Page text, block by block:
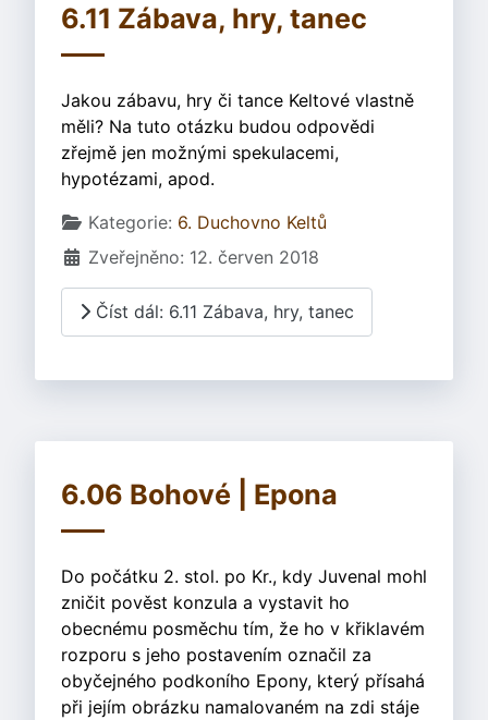
6.11 Zábava, hry, tanec
Jakou zábavu, hry či tance Keltové vlastně
měli? Na tuto otázku budou odpovědi
zřejmě jen možnými spekulacemi,
hypotézami, apod.
Základní údaje
Kategorie: 6. Duchovno Keltů
Zveřejněno: 12. červen 2018
Číst dál: 6.11 Zábava, hry, tanec
6.06 Bohové | Epona
Do počátku 2. stol. po Kr., kdy Juvenal mohl
zničit pověst konzula a vystavit ho
obecnému posměchu tím, že ho v křiklavém
rozporu s jeho postavením označil za
obyčejného podkoního Epony, který přísahá
při jejím obrázku namalovaném na zdi stáje